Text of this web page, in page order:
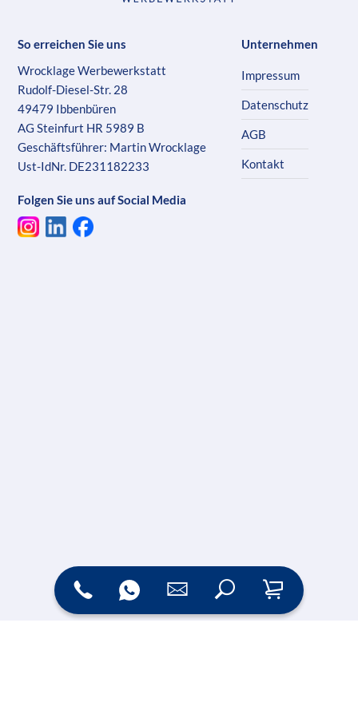
So erreichen Sie uns
Wrocklage Werbewerkstatt
Rudolf-Diesel-Str. 28
49479 Ibbenbüren
AG Steinfurt HR 5989 B
Geschäftsführer: Martin Wrocklage
Ust-IdNr. DE231182233
Folgen Sie uns auf Social Media
Unternehmen
Impressum
Datenschutz
AGB
Kontakt